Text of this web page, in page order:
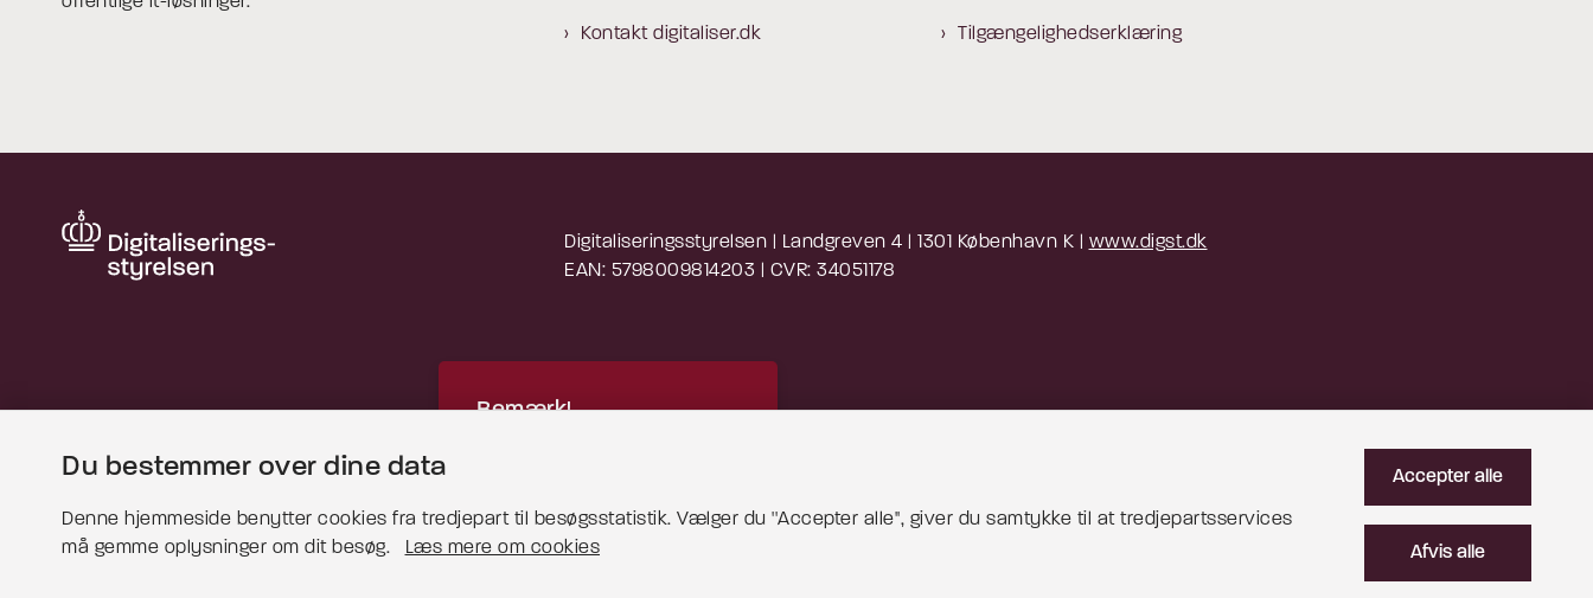
Kontakt digitaliser.dk Tilgængelighedserklæring
Digitaliseringsstyrelsen | Landgreven 4 | 1301 København K | www.digst.dk
EAN: 5798009814203 | CVR: 34051178
Bemærk!
Læs mere om cookies
Du bestemmer over dine data
Denne hjemmeside benytter cookies fra tredjepart til besøgsstatistik. Vælger du ''Accepter alle'', giver du samtykke til at tredjepartsservices
må gemme oplysninger om dit besøg.
Læs mere om cookies
Accepter alle
Afvis alle